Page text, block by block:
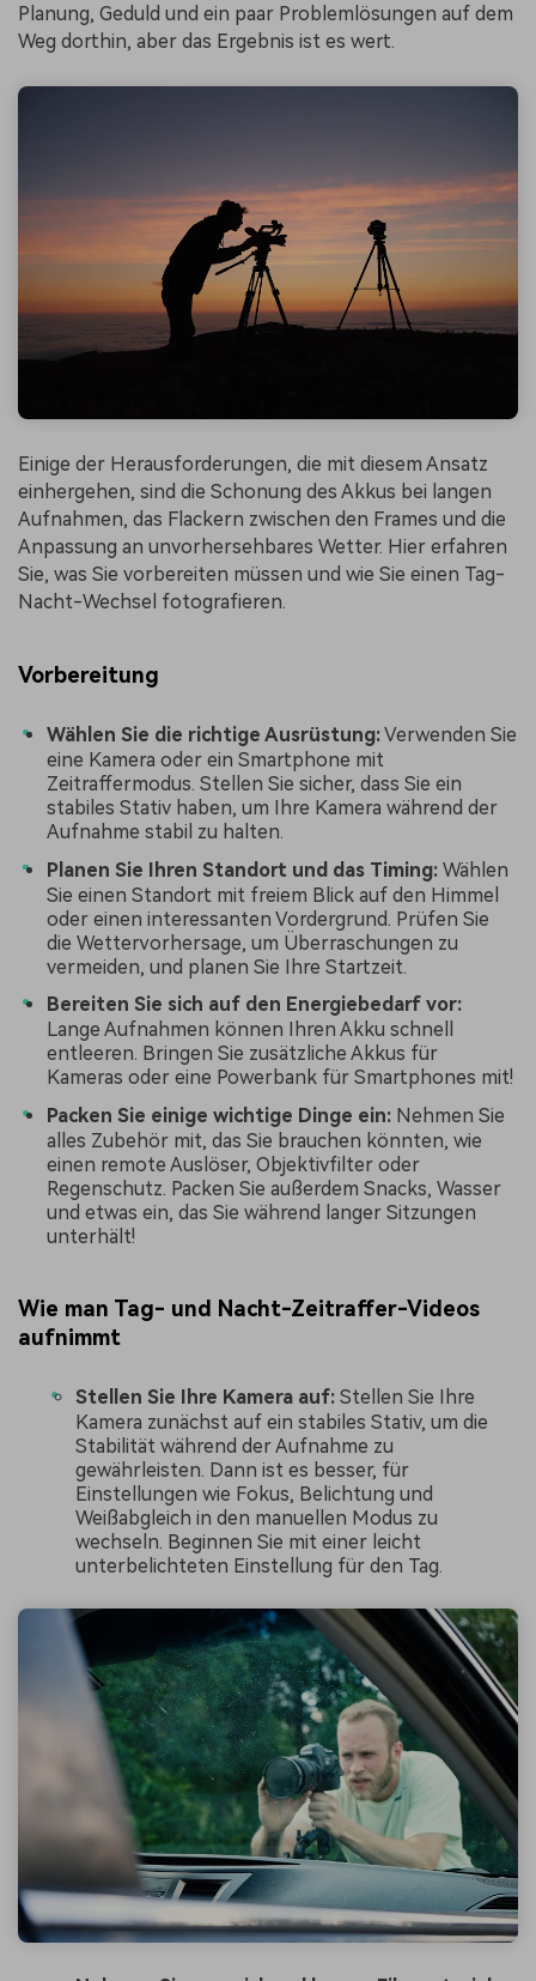
Planung, Geduld und ein paar Problemlösungen auf dem
Weg dorthin, aber das Ergebnis ist es wert.
Einige der Herausforderungen, die mit diesem Ansatz
einhergehen, sind die Schonung des Akkus bei langen
Aufnahmen, das Flackern zwischen den Frames und die
Anpassung an unvorhersehbares Wetter. Hier erfahren
Sie, was Sie vorbereiten müssen und wie Sie einen Tag-
Nacht-Wechsel fotografieren.
Vorbereitung
Wählen Sie die richtige Ausrüstung:Verwenden Sie
eine Kamera oder ein Smartphone mit
Zeitraffermodus. Stellen Sie sicher, dass Sie ein
stabiles Stativ haben, um Ihre Kamera während der
Aufnahme stabil zu halten.
Planen Sie Ihren Standort und das Timing: Wählen
Sie einen Standort mit freiem Blick auf den Himmel
oder einen interessanten Vordergrund. Prüfen Sie
die Wettervorhersage, um Überraschungen zu
vermeiden, und planen Sie Ihre Startzeit.
Bereiten Sie sich auf den Energiebedarf vor:
Lange Aufnahmen können Ihren Akku schnell
entleeren. Bringen Sie zusätzliche Akkus für
Kameras oder eine Powerbank für Smartphones mit!
Packen Sie einige wichtige Dinge ein: Nehmen Sie
alles Zubehör mit, das Sie brauchen könnten, wie
einen remote Auslöser, Objektivfilter oder
Regenschutz. Packen Sie außerdem Snacks, Wasser
und etwas ein, das Sie während langer Sitzungen
unterhält!
Wie man Tag- und Nacht-Zeitraffer-Videos
aufnimmt
Stellen Sie Ihre Kamera auf: Stellen Sie Ihre
Kamera zunächst auf ein stabiles Stativ, um die
Stabilität während der Aufnahme zu
gewährleisten. Dann ist es besser, für
Einstellungen wie Fokus, Belichtung und
Weißabgleich in den manuellen Modus zu
wechseln. Beginnen Sie mit einer leicht
unterbelichteten Einstellung für den Tag.